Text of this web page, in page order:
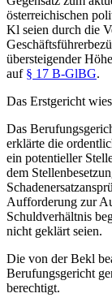
österreichischen
Kl seien durch die
übersteigender
auf § 17 B-GlBG.
Das Erstgericht
Das
erklärte die
ein potentieller
dem
Aufforderung zur
Schuldverhältnis
nicht geklärt seien.
Die von der Bekl
Berufungsgericht
berechtigt.